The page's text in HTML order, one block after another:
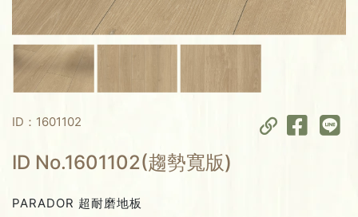
ID：1601102
ID No.1601102(趨勢寬版)
PARADOR 超耐磨地板